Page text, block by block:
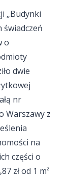
„Budynki
świadczeń
o
dwie
nr
Warszawy z
na
części o
zł od 1 m²